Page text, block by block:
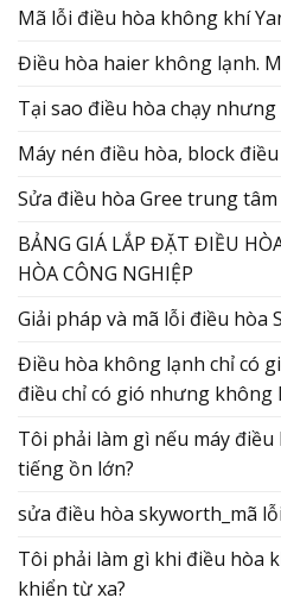
Mã lỗi điều hòa không khí
Điều hòa haier không lạnh.
Tại sao điều hòa chạy
Máy nén điều hòa, block
Sửa điều hòa Gree trung
BẢNG GIÁ LẮP ĐẶT ĐIỀU
HÒA CÔNG NGHIỆP
Giải pháp và mã lỗi điều hòa
Điều hòa không lạnh chỉ có
điều chỉ có gió nhưng không
Tôi phải làm gì nếu máy
tiếng ồn lớn?
sửa điều hòa skyworth_mã
Tôi phải làm gì khi điều hòa
khiển từ xa?